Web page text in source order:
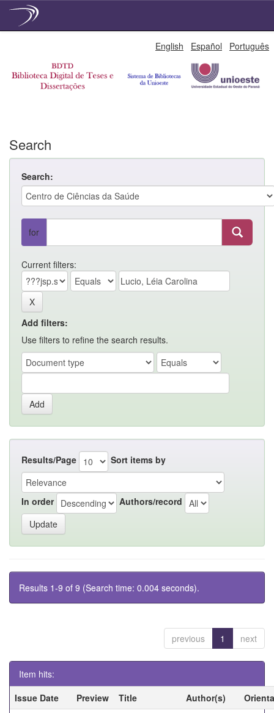
English Español Português
Search
Search:
for
Current filters:
Add filters:
Use filters to refine the search results.
Results/Page Sort items by
In order Authors/record
Results 1-9 of 9 (Search time: 0.004 seconds).
previous 1 next
Item hits:
Issue Date
Preview Title Author(s)